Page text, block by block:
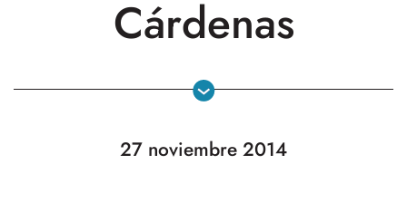
Cárdenas
27 noviembre 2014